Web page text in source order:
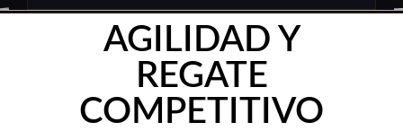
AGILIDAD Y
REGATE
COMPETITIVO